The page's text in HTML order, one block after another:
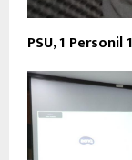
PSU, 1 Personil